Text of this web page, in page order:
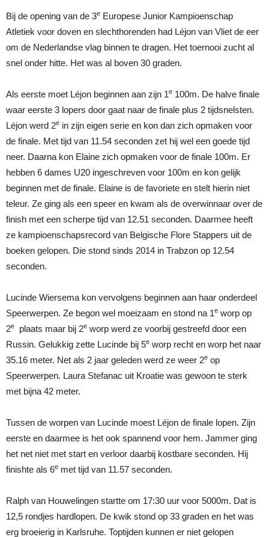
Bij de opening van de 3e Europese Junior Kampioenschap
Atletiek voor doven en slechthorenden had Léjon van Vliet de eer
om de Nederlandse vlag binnen te dragen. Het toernooi zucht al
snel onder hitte. Het was al boven 30 graden.
Als eerste moet Léjon beginnen aan zijn 1e 100m. De halve finale
waar eerste 3 lopers door gaat naar de finale plus 2 tijdsnelsten.
Léjon werd 2e in zijn eigen serie en kon dan zich opmaken voor
de finale. Met tijd van 11.54 seconden zet hij wel een goede tijd
neer. Daarna kon Elaine zich opmaken voor de finale 100m. Er
hebben 6 dames U20 ingeschreven voor 100m en kon gelijk
beginnen met de finale. Elaine is de favoriete en stelt hierin niet
teleur. Ze ging als een speer en kwam als de overwinnaar over de
finish met een scherpe tijd van 12.51 seconden. Daarmee heeft
ze kampioenschapsrecord van Belgische Flore Stappers uit de
boeken gelopen. Die stond sinds 2014 in Trabzon op 12.54
seconden.
Lucinde Wiersema kon vervolgens beginnen aan haar onderdeel
Speerwerpen. Ze begon wel moeizaam en stond na 1e worp op
2e plaats maar bij 2e worp werd ze voorbij gestreefd door een
Russin. Gelukkig zette Lucinde bij 5e worp recht en worp het naar
35.16 meter. Net als 2 jaar geleden werd ze weer 2e op
Speerwerpen. Laura Stefanac uit Kroatie was gewoon te sterk
met bijna 42 meter.
Tussen de worpen van Lucinde moest Léjon de finale lopen. Zijn
eerste en daarmee is het ook spannend voor hem. Jammer ging
het net niet met start en verloor daarbij kostbare seconden. Hij
finishte als 6e met tijd van 11.57 seconden.
Ralph van Houwelingen startte om 17:30 uur voor 5000m. Dat is
12,5 rondjes hardlopen. De kwik stond op 33 graden en het was
erg broeierig in Karlsruhe. Toptijden kunnen er niet gelopen